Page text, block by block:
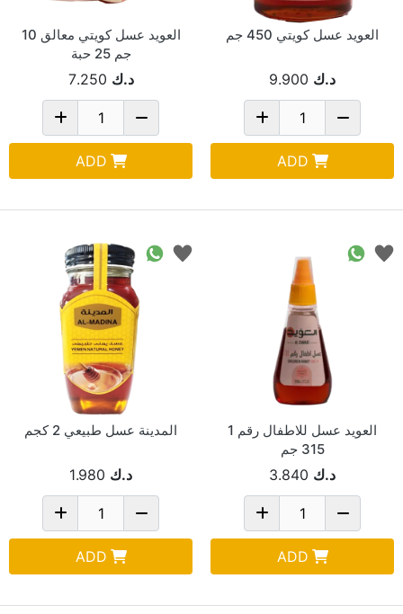
العويد عسل كويتي 450 جم
د.ك 9.900
ADD
العويد عسل كويتي معالق 10
جم 25 حبة
د.ك 7.250
ADD
العويد عسل للاطفال رقم 1
315 جم
د.ك 3.840
ADD
المدينة عسل طبيعي 2 كجم
د.ك 1.980
ADD